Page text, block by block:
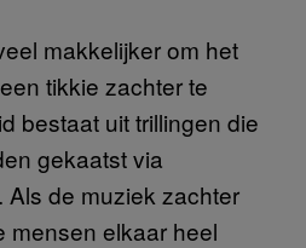
makkelijker om het
tikkie zachter te
bestaat uit trillingen die
gekaatst via
Als de muziek zachter
mensen elkaar heel